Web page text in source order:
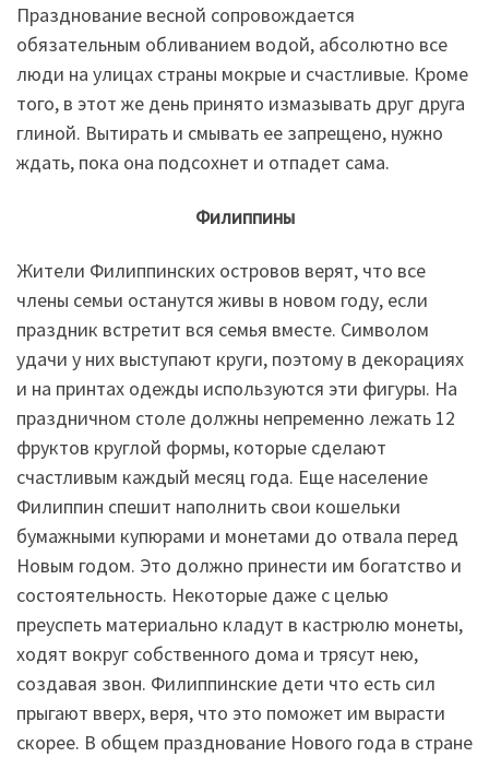
Празднование весной сопровождается
обязательным обливанием водой, абсолютно все
люди на улицах страны мокрые и счастливые. Кроме
того, в этот же день принято измазывать друг друга
глиной. Вытирать и смывать ее запрещено, нужно
ждать, пока она подсохнет и отпадет сама.
Филиппины
Жители Филиппинских островов верят, что все
члены семьи останутся живы в новом году, если
праздник встретит вся семья вместе. Символом
удачи у них выступают круги, поэтому в декорациях
и на принтах одежды используются эти фигуры. На
праздничном столе должны непременно лежать 12
фруктов круглой формы, которые сделают
счастливым каждый месяц года. Еще население
Филиппин спешит наполнить свои кошельки
бумажными купюрами и монетами до отвала перед
Новым годом. Это должно принести им богатство и
состоятельность. Некоторые даже с целью
преуспеть материально кладут в кастрюлю монеты,
ходят вокруг собственного дома и трясут нею,
создавая звон. Филиппинские дети что есть сил
прыгают вверх, веря, что это поможет им вырасти
скорее. В общем празднование Нового года в стране